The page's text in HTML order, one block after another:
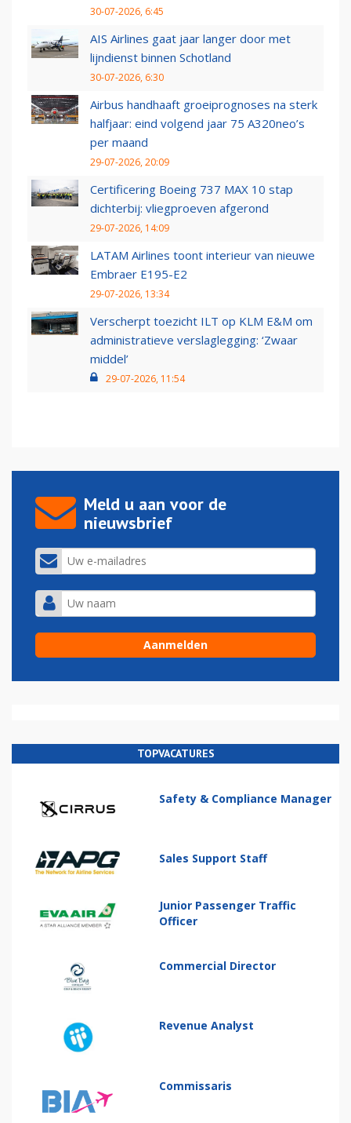
30-07-2026, 6:45
AIS Airlines gaat jaar langer door met
lijndienst binnen Schotland
30-07-2026, 6:30
Airbus handhaaft groeiprognoses na sterk
halfjaar: eind volgend jaar 75 A320neo’s
per maand
29-07-2026, 20:09
Certificering Boeing 737 MAX 10 stap
dichterbij: vliegproeven afgerond
29-07-2026, 14:09
LATAM Airlines toont interieur van nieuwe
Embraer E195-E2
29-07-2026, 13:34
Verscherpt toezicht ILT op KLM E&M om
administratieve verslaglegging: ‘Zwaar
middel’
29-07-2026, 11:54
Meld u aan voor de
nieuwsbrief
TOPVACATURES
Safety & Compliance Manager
Sales Support Staff
Junior Passenger Traffic
Officer
Commercial Director
Revenue Analyst
Commissaris